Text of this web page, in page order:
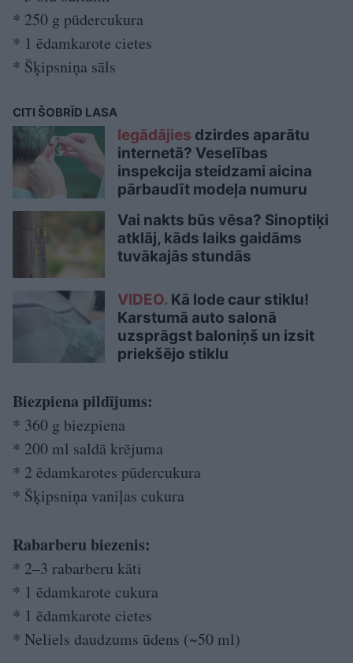
* 250 g pūdercukura
* 1 ēdamkarote cietes
* Šķipsniņa sāls
CITI ŠOBRĪD LASA
Iegādājies dzirdes aparātu
internetā? Veselības
inspekcija steidzami aicina
pārbaudīt modeļa numuru
Vai nakts būs vēsa? Sinoptiķi
atklāj, kāds laiks gaidāms
tuvākajās stundās
VIDEO. Kā lode caur stiklu!
Karstumā auto salonā
uzsprāgst baloniņš un izsit
priekšējo stiklu
Biezpiena pildījums:
* 360 g biezpiena
* 200 ml saldā krējuma
* 2 ēdamkarotes pūdercukura
* Šķipsniņa vaniļas cukura
Rabarberu biezenis:
* 2–3 rabarberu kāti
* 1 ēdamkarote cukura
* 1 ēdamkarote cietes
* Neliels daudzums ūdens (~50 ml)